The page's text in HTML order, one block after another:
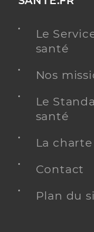
Le
santé
Nos
Le
santé
La
Contact
Plan du